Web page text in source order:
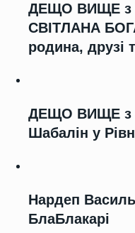
ДЕЩО ВИЩЕ з
СВІТЛАНА
родина, друзі
ДЕЩО ВИЩЕ з
Шабалін у
Нардеп
БлаБлакарі